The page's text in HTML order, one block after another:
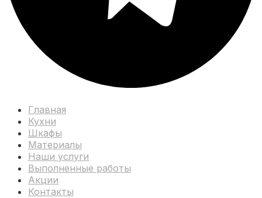
Главная
Кухни
Шкафы
Материалы
Наши услуги
Выполненные работы
Акции
Контакты